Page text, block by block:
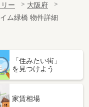
ー
大阪府
ム緑橋 物件詳細
「住みたい街」
を見つけよう
家賃相場